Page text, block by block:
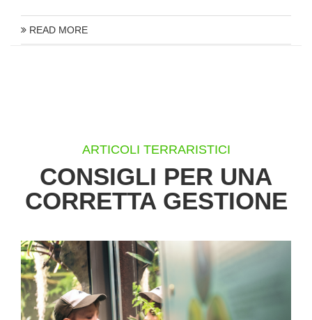
READ MORE
ARTICOLI TERRARISTICI
CONSIGLI PER UNA
CORRETTA GESTIONE